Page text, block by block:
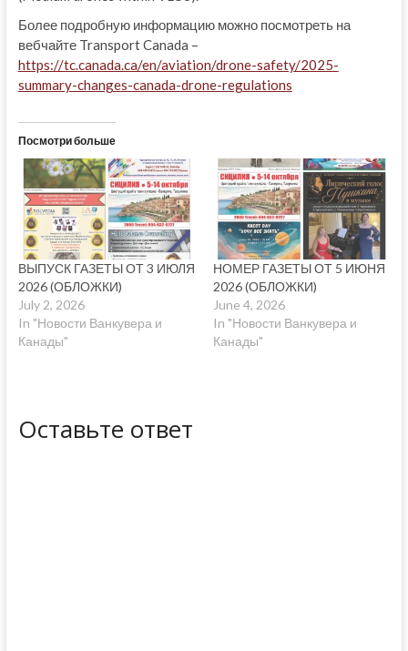
Более подробную информацию можно посмотреть на
вебчайте Transport Canada –
https://tc.canada.ca/en/aviation/drone-safety/2025-
summary-changes-canada-drone-regulations
Посмотри больше
ВЫПУСК ГАЗЕТЫ ОТ 3 ИЮЛЯ
2026 (ОБЛОЖКИ)
July 2, 2026
In "Новости Ванкувера и
Канады"
НОМЕР ГАЗЕТЫ ОТ 5 ИЮНЯ
2026 (ОБЛОЖКИ)
June 4, 2026
In "Новости Ванкувера и
Канады"
Оставьте ответ